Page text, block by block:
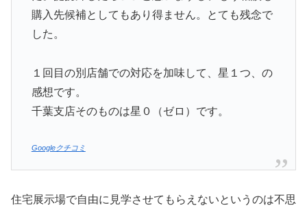
購入先候補としてもあり得ません。とても残念で
した。
１回目の別店舗での対応を加味して、星１つ、の
感想です。
千葉支店そのものは星０（ゼロ）です。
Googleクチコミ
住宅展示場で自由に見学させてもらえないというのは不思